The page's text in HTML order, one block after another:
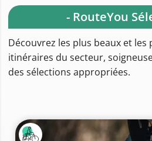
- RouteYou
Découvrez les plus beaux et les
itinéraires du secteur,
des sélections appropriées.